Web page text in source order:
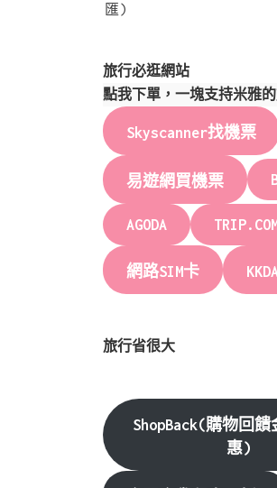
匯)
旅行必逛網站
點我下單，一塊支持米雅
Skyscanner找機票
易遊網買機票
AGODA
網路SIM卡
旅行省很大
ShopBack(購物回饋
惠)